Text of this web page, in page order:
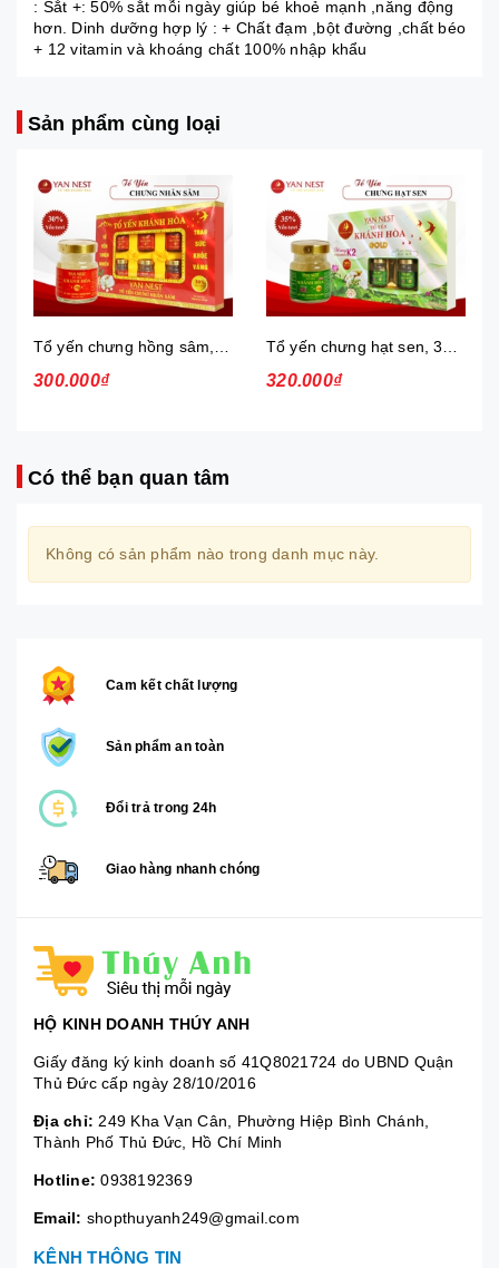
: Sắt +: 50% sắt mỗi ngày giúp bé khoẻ mạnh ,năng động
hơn. Dinh dưỡng hợp lý : + Chất đạm ,bột đường ,chất béo
+ 12 vitamin và khoáng chất 100% nhập khẩu
Sản phẩm cùng loại
300.000₫ 320.000₫
Có thể bạn quan tâm
Không có sản phẩm nào trong danh mục này.
Cam kết chất lượng
Sản phẩm an toàn
Đổi trả trong 24h
Giao hàng nhanh chóng
HỘ KINH DOANH THÚY ANH
Giấy đăng ký kinh doanh số 41Q8021724 do UBND Quận
Thủ Đức cấp ngày 28/10/2016
Địa chỉ: 249 Kha Vạn Cân, Phường Hiệp Bình Chánh,
Thành Phố Thủ Đức, Hồ Chí Minh
Hotline: 0938192369
Email: shopthuyanh249@gmail.com
KÊNH THÔNG TIN